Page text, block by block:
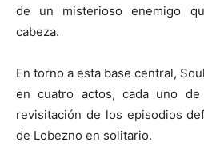
de un misterioso enemigo
cabeza.
En torno a esta base central,
en cuatro actos, cada uno
revisitación de los episodios
de Lobezno en solitario.